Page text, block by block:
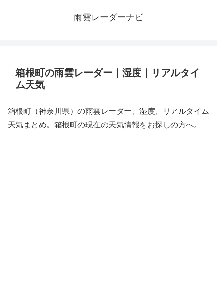
雨雲レーダーナビ
箱根町の雨雲レーダー｜湿度｜リアルタイ
ム天気
箱根町（神奈川県）の雨雲レーダー、湿度、リアルタイム
天気まとめ。箱根町の現在の天気情報をお探しの方へ。